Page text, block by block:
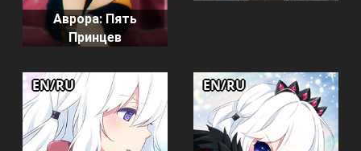
Аврора: Пять
Принцев
EN/RU EN/RU